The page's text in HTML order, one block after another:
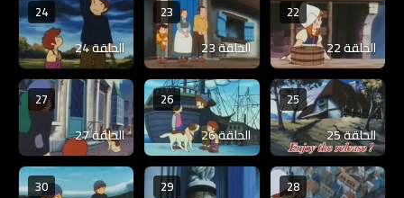
22
الحلقة 22
23
الحلقة 23
24
الحلقة 24
25
الحلقة 25
26
الحلقة 26
27
الحلقة 27
28
29
30